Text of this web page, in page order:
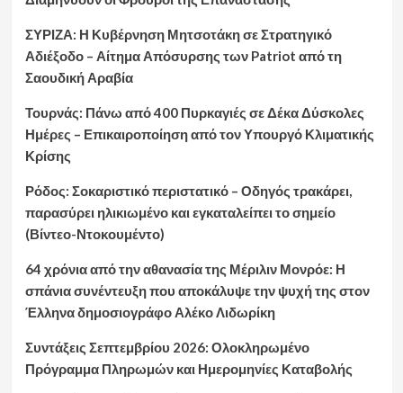
ΣΥΡΙΖΑ: Η Κυβέρνηση Μητσοτάκη σε Στρατηγικό
Αδιέξοδο – Αίτημα Απόσυρσης των Patriot από τη
Σαουδική Αραβία
Τουρνάς: Πάνω από 400 Πυρκαγιές σε Δέκα Δύσκολες
Ημέρες – Επικαιροποίηση από τον Υπουργό Κλιματικής
Κρίσης
Ρόδος: Σοκαριστικό περιστατικό – Οδηγός τρακάρει,
παρασύρει ηλικιωμένο και εγκαταλείπει το σημείο
(Βίντεο-Ντοκουμέντο)
64 χρόνια από την αθανασία της Μέριλιν Μονρόε: Η
σπάνια συνέντευξη που αποκάλυψε την ψυχή της στον
Έλληνα δημοσιογράφο Αλέκο Λιδωρίκη
Συντάξεις Σεπτεμβρίου 2026: Ολοκληρωμένο
Πρόγραμμα Πληρωμών και Ημερομηνίες Καταβολής